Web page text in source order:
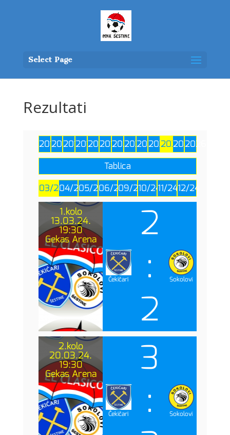
Select Page
Rezultati